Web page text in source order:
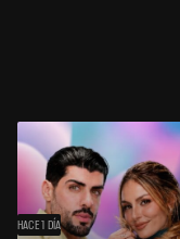
HACE 1 DÍA